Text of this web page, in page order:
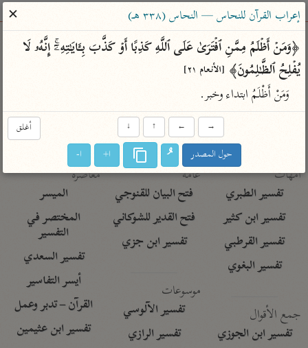
ساهم معنا في نشر القرآن والعلم الشرعي
الباحث القرآني
بحث تفسير
Type 2 or more characters for results.
Type 1 or more
characters for results.
أمّهات
تفسير الطبري
تفسير ابن كثير
تفسير القرطبي
تفسير البغوي
جمع الأقوال
تفسير ابن الجوزي
عامّة
فتح البيان للقنوجي
فتح القدير للشوكاني
تفسير ابن جزي
موسوعات
تفسير الآلوسي
تفسير الرازي
معاصرة
الميسر
المختصر في
التفسير
تفسير السعدي
أيسر التفاسير
القرآن – تدبر وعمل
تفسير ابن عثيمين
إعراب القرآن للنحاس — النحاس (٣٣٨ هـ)
✕
یُفۡلِحُ ٱلظَّـٰلِمُونَ﴾ [الأنعام ٢١]
وَمَنْ أَظْلَمُ ابتداء وخبر.
أغلق →
←
↑
↓
حول المصدر ا+ ا-